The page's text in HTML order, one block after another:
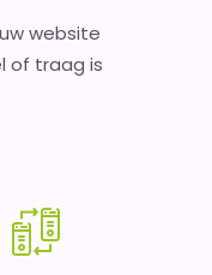
website
of traag is